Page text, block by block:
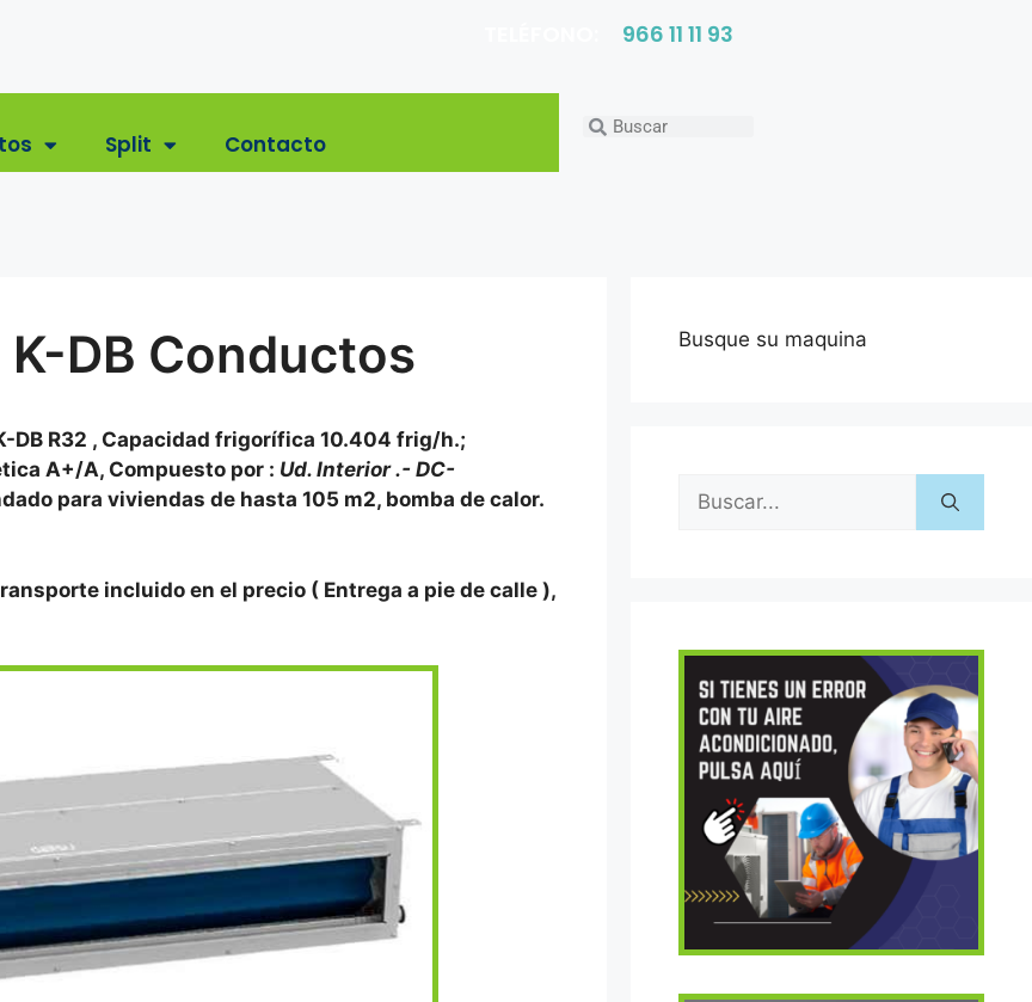
966 11 11 93
Split Contacto
K-DB Conductos
R32 , Capacidad frigorífica 10.404 frig/h.;
A+/A, Compuesto por : Ud. Interior .- DC-
para viviendas de hasta 105 m2, bomba de calor.
incluido en el precio ( Entrega a pie de calle ),
Busque su maquina